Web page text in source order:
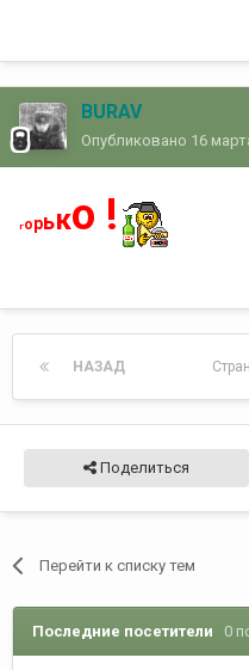
BURAV
Опубликовано 16
горько !
НАЗАД
Поделиться
Перейти к списку тем
Последние посетители 0